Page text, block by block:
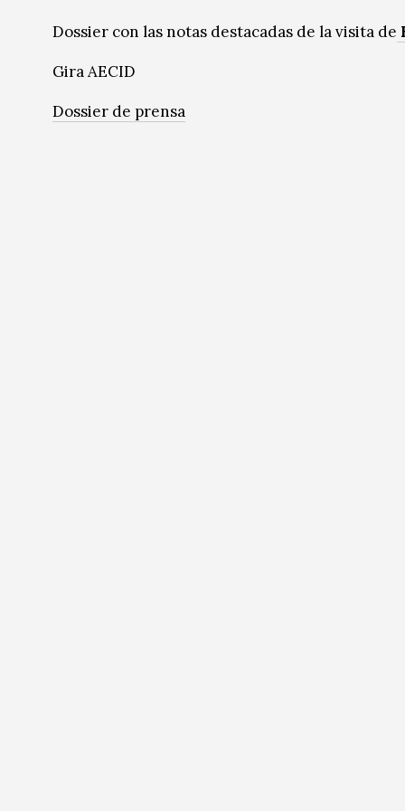
Música
Música
Dossier con las notas destacadas de la visita de
Gira AECID
Dossier de prensa